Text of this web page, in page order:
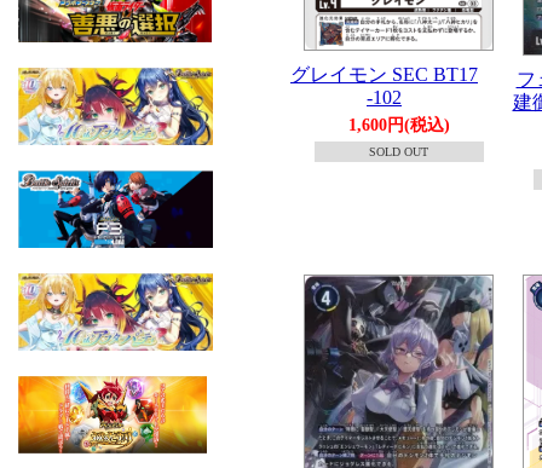
グレイモン SEC BT17
-102
1,600円(税込)
SOLD OUT
フ
建